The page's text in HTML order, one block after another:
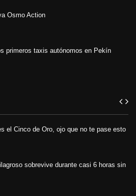
Osmo Action
primeros taxis autónomos en Pekín
el Cinco de Oro, ojo que no te pase esto
sobrevive durante casi 6 horas sin